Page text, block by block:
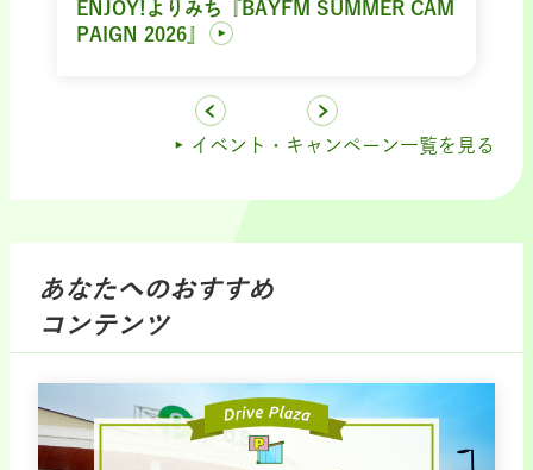
ENJOY!よりみち『BAYFM SUMMER CAM
PAIGN 2026』
イベント・キャンペーン一覧を見る
あなたへのおすすめ
コンテンツ